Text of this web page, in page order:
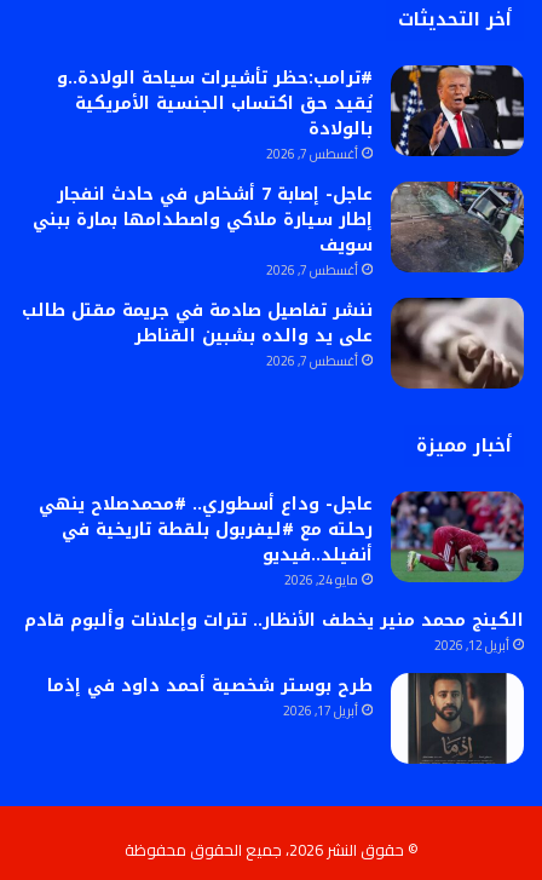
أخر التحديثات
#ترامب:حظر تأشيرات سياحة الولادة..و
يُقيد حق اكتساب الجنسية الأمريكية
بالولادة
أغسطس 7, 2026
عاجل- إصابة 7 أشخاص في حادث انفجار
إطار سيارة ملاكي واصطدامها بمارة ببني
سويف
أغسطس 7, 2026
ننشر تفاصيل صادمة في جريمة مقتل طالب
على يد والده بشبين القناطر
أغسطس 7, 2026
أخبار مميزة
عاجل- وداع أسطوري.. #محمدصلاح ينهي
رحلته مع #ليفربول بلقطة تاريخية في
أنفيلد..فيديو
مايو 24, 2026
الكينج محمد منير يخطف الأنظار.. تترات وإعلانات وألبوم قادم
أبريل 12, 2026
طرح بوستر شخصية أحمد داود في إذما
أبريل 17, 2026
© حقوق النشر 2026، جميع الحقوق محفوظة